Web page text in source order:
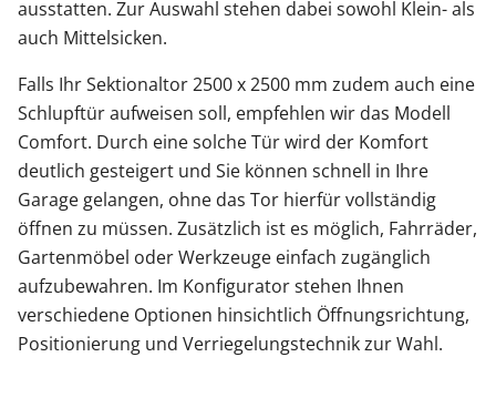
ausstatten. Zur Auswahl stehen dabei sowohl Klein- als
auch Mittelsicken.
Falls Ihr Sektionaltor 2500 x 2500 mm zudem auch eine
Schlupftür aufweisen soll, empfehlen wir das Modell
Comfort. Durch eine solche Tür wird der Komfort
deutlich gesteigert und Sie können schnell in Ihre
Garage gelangen, ohne das Tor hierfür vollständig
öffnen zu müssen. Zusätzlich ist es möglich, Fahrräder,
Gartenmöbel oder Werkzeuge einfach zugänglich
aufzubewahren. Im Konfigurator stehen Ihnen
verschiedene Optionen hinsichtlich Öffnungsrichtung,
Positionierung und Verriegelungstechnik zur Wahl.